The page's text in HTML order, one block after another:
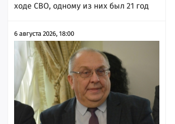
ходе СВО, одному из них был 21 год
6 августа 2026, 18:00